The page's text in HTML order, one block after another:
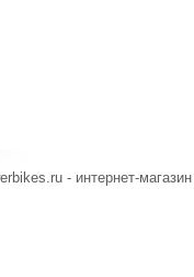
- интернет-